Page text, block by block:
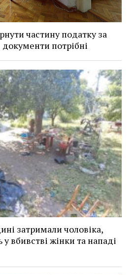
частину податку за
потрібні
затримали чоловіка,
вбивстві жінки та нападі